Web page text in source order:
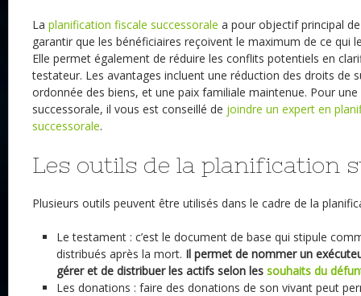
La planification fiscale successorale a pour objectif principal
garantir que les bénéficiaires reçoivent le maximum de ce qui
Elle permet également de réduire les conflits potentiels en
testateur. Les avantages incluent une réduction des droits de
ordonnée des biens, et une paix familiale maintenue. Pour
successorale, il vous est conseillé de joindre un expert en
successorale.
Les outils de la planification
Plusieurs outils peuvent être utilisés dans le cadre de la
Le testament : c’est le document de base qui stipule
distribués après la mort. Il permet de nommer un
gérer et de distribuer les actifs selon les souhaits du
Les donations : faire des donations de son vivant peut